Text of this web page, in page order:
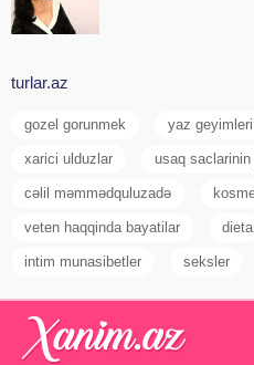
turlar.az
gozel gorunmek yaz
xarici ulduzlar usaq
cəlil məmmədquluzadə
veten haqqinda bayatilar dieta
intim munasibetler seksler